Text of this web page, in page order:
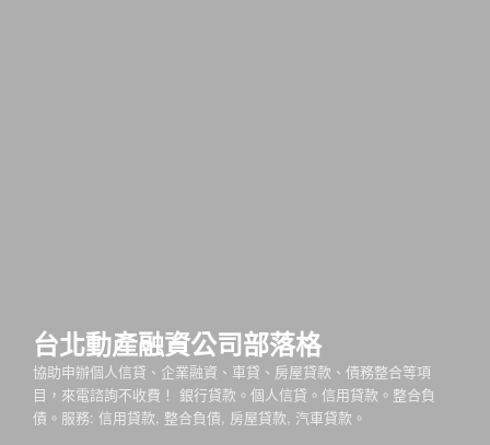
台北動產融資公司部落格
協助申辦個人信貸、企業融資、車貸、房屋貸款、債務整合等項
目，來電諮詢不收費！ 銀行貸款。個人信貸。信用貸款。整合負
債。服務: 信用貸款, 整合負債, 房屋貸款, 汽車貸款。